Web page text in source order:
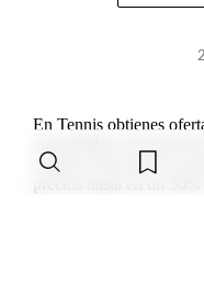
En Tennis obtienes
octubre. Descubre la